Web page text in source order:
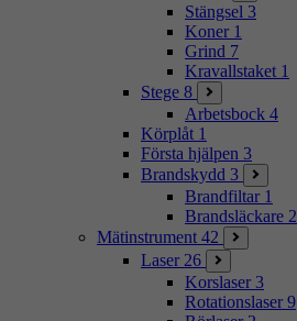
Stängsel 3
Koner 1
Grind 7
Kravallstaket 1
Stege 8
Arbetsbock 4
Körplåt 1
Första hjälpen 3
Brandskydd 3
Brandfiltar 1
Brandsläckare 2
Mätinstrument 42
Laser 26
Korslaser 3
Rotationslaser 9